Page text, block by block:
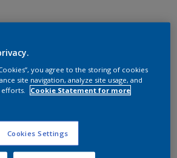
you agree to the storing of cookies
site navigation, analyze site usage, and
Cookie Statement for more
Cookies Settings